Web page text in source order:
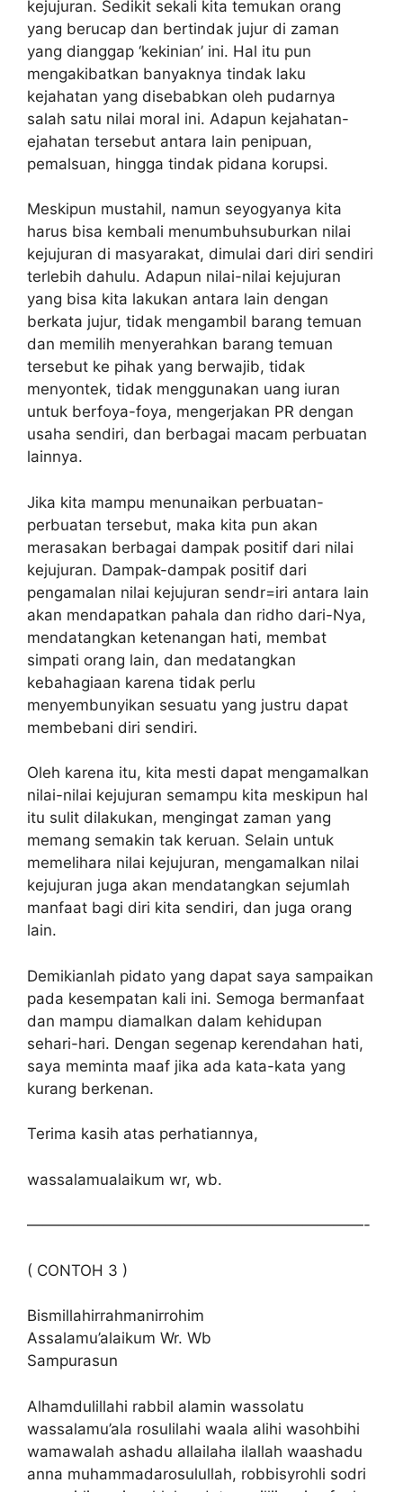
kejujuran. Sedikit sekali kita temukan orang
yang berucap dan bertindak jujur di zaman
yang dianggap ‘kekinian’ ini. Hal itu pun
mengakibatkan banyaknya tindak laku
kejahatan yang disebabkan oleh pudarnya
salah satu nilai moral ini. Adapun kejahatan-
ejahatan tersebut antara lain penipuan,
pemalsuan, hingga tindak pidana korupsi.
Meskipun mustahil, namun seyogyanya kita
harus bisa kembali menumbuhsuburkan nilai
kejujuran di masyarakat, dimulai dari diri sendiri
terlebih dahulu. Adapun nilai-nilai kejujuran
yang bisa kita lakukan antara lain dengan
berkata jujur, tidak mengambil barang temuan
dan memilih menyerahkan barang temuan
tersebut ke pihak yang berwajib, tidak
menyontek, tidak menggunakan uang iuran
untuk berfoya-foya, mengerjakan PR dengan
usaha sendiri, dan berbagai macam perbuatan
lainnya.
Jika kita mampu menunaikan perbuatan-
perbuatan tersebut, maka kita pun akan
merasakan berbagai dampak positif dari nilai
kejujuran. Dampak-dampak positif dari
pengamalan nilai kejujuran sendr=iri antara lain
akan mendapatkan pahala dan ridho dari-Nya,
mendatangkan ketenangan hati, membat
simpati orang lain, dan medatangkan
kebahagiaan karena tidak perlu
menyembunyikan sesuatu yang justru dapat
membebani diri sendiri.
Oleh karena itu, kita mesti dapat mengamalkan
nilai-nilai kejujuran semampu kita meskipun hal
itu sulit dilakukan, mengingat zaman yang
memang semakin tak keruan. Selain untuk
memelihara nilai kejujuran, mengamalkan nilai
kejujuran juga akan mendatangkan sejumlah
manfaat bagi diri kita sendiri, dan juga orang
lain.
Demikianlah pidato yang dapat saya sampaikan
pada kesempatan kali ini. Semoga bermanfaat
dan mampu diamalkan dalam kehidupan
sehari-hari. Dengan segenap kerendahan hati,
saya meminta maaf jika ada kata-kata yang
kurang berkenan.
Terima kasih atas perhatiannya,
wassalamualaikum wr, wb.
——————————————————————-
( CONTOH 3 )
Bismillahirrahmanirrohim
Assalamu’alaikum Wr. Wb
Sampurasun
Alhamdulillahi rabbil alamin wassolatu
wassalamu’ala rosulilahi waala alihi wasohbihi
wamawalah ashadu allailaha ilallah waashadu
anna muhammadarosulullah, robbisyrohli sodri